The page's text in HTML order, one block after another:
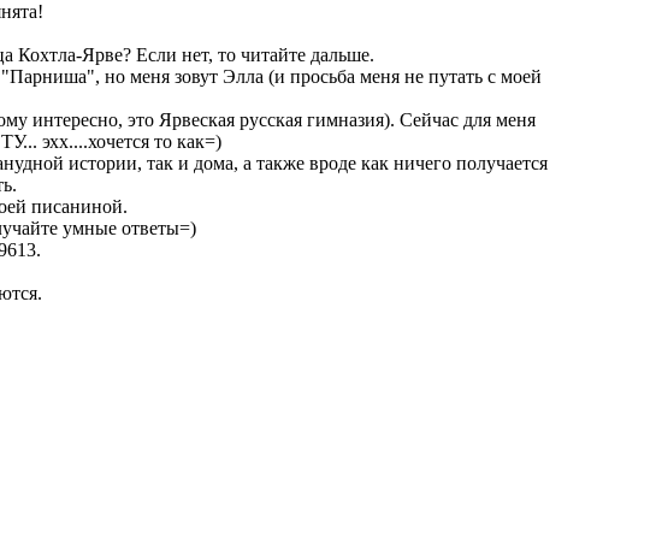
Кохтла-Ярве? Если нет, то читайте дальше.
но меня зовут Элла (и просьба меня не путать с моей
интересно, это Ярвеская русская гимназия). Сейчас для меня
эхх....хочется то как=)
истории, так и дома, а также вроде как ничего получается
писаниной.
умные ответы=)